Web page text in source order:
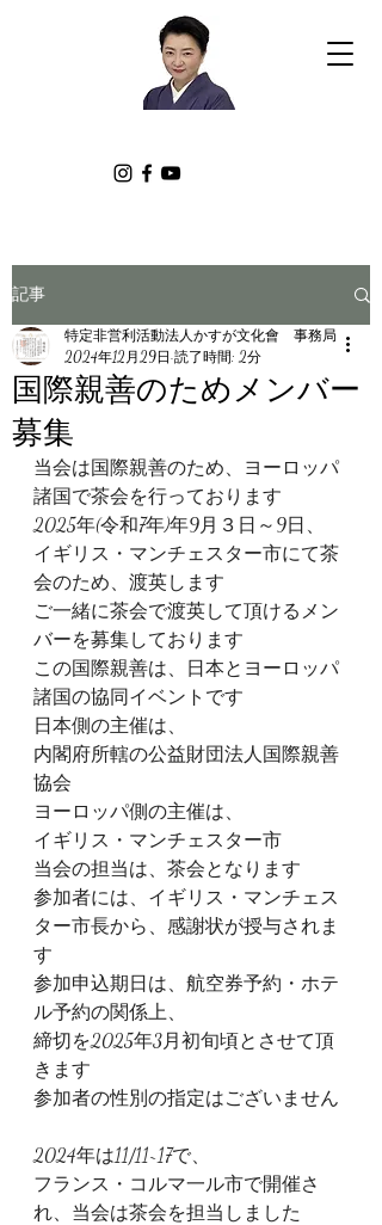
記事
国際親善のためメンバー
募集
特定非営利活動法人かすが文化會 事務局
2024年12月29日 読了時間: 2分
当会は国際親善のため、ヨーロッパ
諸国で茶会を行っております
2025年(令和7年)年9月３日～9日、
イギリス・マンチェスター市にて茶
会のため、渡英します
ご一緒に茶会で渡英して頂けるメン
バーを募集しております
この国際親善は、日本とヨーロッパ
諸国の協同イベントです
日本側の主催は、
内閣府所轄の公益財団法人国際親善
協会
ヨーロッパ側の主催は、
イギリス・マンチェスター市
当会の担当は、茶会となります
参加者には、イギリス・マンチェス
ター市長から、感謝状が授与されま
す
参加申込期日は、航空券予約・ホテ
ル予約の関係上、
締切を2025年3月初旬頃とさせて頂
きます
参加者の性別の指定はございません
2024年は11/11~17で、
フランス・コルマ一ル市で開催さ
れ、当会は茶会を担当しました